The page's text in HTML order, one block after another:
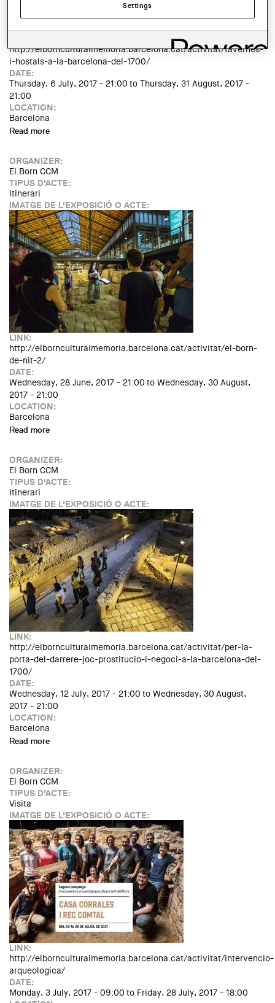
http://elbornculturaimemoria.barcelona.cat/activitat/tavernes-
i-hostals-a-la-barcelona-del-1700/
DATE:
Thursday, 6 July, 2017 - 21:00 to Thursday, 31 August, 2017 -
21:00
LOCATION:
Barcelona
Read more
ORGANIZER:
El Born CCM
TIPUS D'ACTE:
Itinerari
IMATGE DE L'EXPOSICIÓ O ACTE:
LINK:
http://elbornculturaimemoria.barcelona.cat/activitat/el-born-
de-nit-2/
DATE:
Wednesday, 28 June, 2017 - 21:00 to Wednesday, 30 August,
2017 - 21:00
LOCATION:
Barcelona
Read more
ORGANIZER:
El Born CCM
TIPUS D'ACTE:
Itinerari
IMATGE DE L'EXPOSICIÓ O ACTE:
LINK:
http://elbornculturaimemoria.barcelona.cat/activitat/per-la-
porta-del-darrere-joc-prostitucio-i-negoci-a-la-barcelona-del-
1700/
DATE:
Wednesday, 12 July, 2017 - 21:00 to Wednesday, 30 August,
2017 - 21:00
LOCATION:
Barcelona
Read more
ORGANIZER:
El Born CCM
TIPUS D'ACTE:
Visita
IMATGE DE L'EXPOSICIÓ O ACTE:
LINK:
http://elbornculturaimemoria.barcelona.cat/activitat/intervencio-
arqueologica/
DATE:
Monday, 3 July, 2017 - 09:00 to Friday, 28 July, 2017 - 18:00
Settings